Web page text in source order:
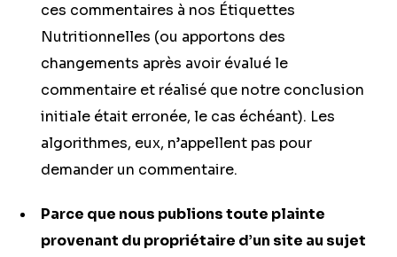
ces commentaires à nos Étiquettes
Nutritionnelles (ou apportons des
changements après avoir évalué le
commentaire et réalisé que notre conclusion
initiale était erronée, le cas échéant). Les
algorithmes, eux, n’appellent pas pour
demander un commentaire.
Parce que nous publions toute plainte
provenant du propriétaire d’un site au sujet